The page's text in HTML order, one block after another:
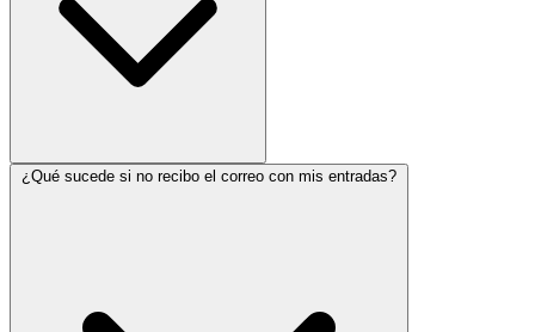
¿Qué sucede si no recibo el correo con mis entradas?